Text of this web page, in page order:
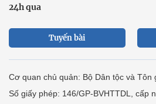
24h qua
Tuyến bài
Cơ quan chủ quản: Bộ Dân tộc và Tôn
Số giấy phép: 146/GP-BVHTTDL, cấp